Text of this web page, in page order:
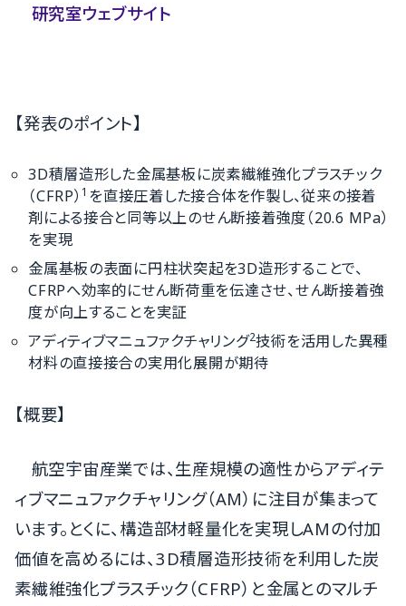
研究室ウェブサイト
【発表のポイント】
3D積層造形した金属基板に炭素繊維強化プラスチック
（CFRP） 1 を直接圧着した接合体を作製し、従来の接着
剤による接合と同等以上のせん断接着強度（20.6 MPa）
を実現
金属基板の表面に円柱状突起を3D造形することで、
CFRPへ効率的にせん断荷重を伝達させ、せん断接着強
度が向上することを実証
アディティブマニュファクチャリング2技術を活用した異種
材料の直接接合の実用化展開が期待
【概要】
航空宇宙産業では、生産規模の適性からアディテ
ィブマニュファクチャリング（AM）に注目が集まって
います。とくに、構造部材軽量化を実現しAMの付加
価値を高めるには、3D積層造形技術を利用した炭
素繊維強化プラスチック（CFRP）と金属とのマルチ